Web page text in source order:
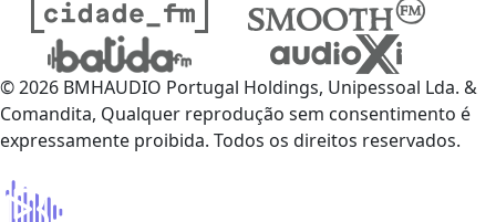
© 2026 BMHAUDIO Portugal Holdings, Unipessoal Lda. &
Comandita, Qualquer reprodução sem consentimento é
expressamente proibida. Todos os direitos reservados.